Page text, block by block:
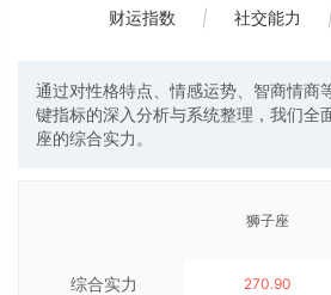
财运指数 | 社交能力 |
通过对性格特点、情感运势、智商情商
键指标的深入分析与系统整理，我们全
座的综合实力。
综合实力
狮子座
270.90